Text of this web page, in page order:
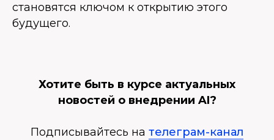
становятся ключом к открытию этого
будущего.
Хотите быть в курсе актуальных
новостей о внедрении AI?
Подписывайтесь на телеграм-канал